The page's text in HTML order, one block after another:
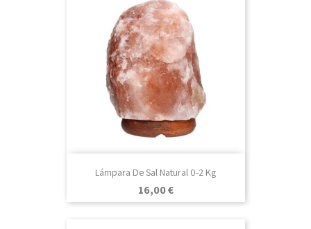
Lámpara De Sal Natural 0-2 Kg
Precio
16,00 €